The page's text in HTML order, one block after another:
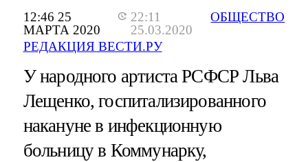
12:46 25
МАРТА 2020
22:11
25.03.2020
РЕДАКЦИЯ ВЕСТИ.РУ
ОБЩЕСТВО
У народного артиста РСФСР Льва
Лещенко, госпитализированного
накануне в инфекционную
больницу в Коммунарку,